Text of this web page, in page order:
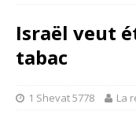
Israël veut
tabac
1 Shevat 5778 La